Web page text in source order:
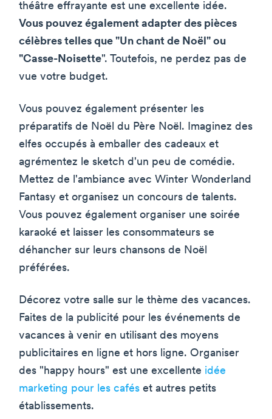
théâtre effrayante est une excellente idée.
Vous pouvez également adapter des pièces
célèbres telles que "Un chant de Noël" ou
"Casse-Noisette". Toutefois, ne perdez pas de
vue votre budget.
Vous pouvez également présenter les
préparatifs de Noël du Père Noël. Imaginez des
elfes occupés à emballer des cadeaux et
agrémentez le sketch d'un peu de comédie.
Mettez de l'ambiance avec Winter Wonderland
Fantasy et organisez un concours de talents.
Vous pouvez également organiser une soirée
karaoké et laisser les consommateurs se
déhancher sur leurs chansons de Noël
préférées.
Décorez votre salle sur le thème des vacances.
Faites de la publicité pour les événements de
vacances à venir en utilisant des moyens
publicitaires en ligne et hors ligne. Organiser
des "happy hours" est une excellente idée
marketing pour les cafés et autres petits
établissements.